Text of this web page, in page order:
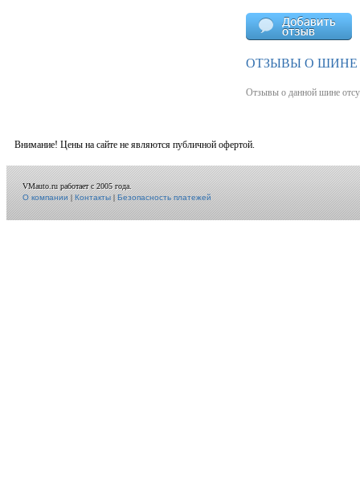
ОТЗЫВЫ О ШИНЕ
Отзывы о данной шине
Внимание! Цены на сайте не являются публичной офертой.
VMauto.ru работает с 2005 года.
О компании|Контакты|Безопасность платежей